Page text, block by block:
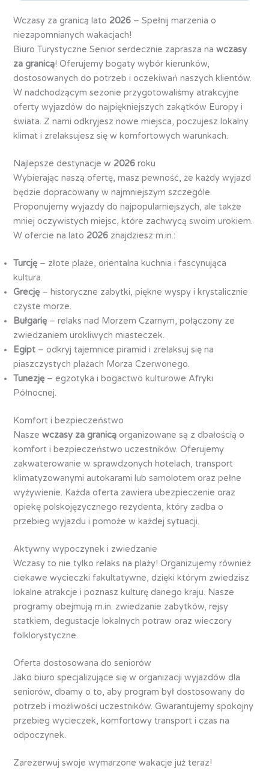
Wczasy za granicą lato2026 – Spełnij marzenia o
niezapomnianych wakacjach!
Biuro Turystyczne Senior serdecznie zaprasza nawczasy
za granicą! Oferujemy bogaty wybór kierunków,
dostosowanych do potrzeb i oczekiwań naszych klientów.
W nadchodzącym sezonie przygotowaliśmy atrakcyjne
oferty wyjazdów do najpiękniejszych zakątków Europy i
świata. Z nami odkryjesz nowe miejsca, poczujesz lokalny
klimat i zrelaksujesz się w komfortowych warunkach.
Najlepsze destynacje w2026 roku
Wybierając naszą ofertę, masz pewność, że każdy wyjazd
będzie dopracowany w najmniejszym szczególe.
Proponujemy wyjazdy do najpopularniejszych, ale także
mniej oczywistych miejsc, które zachwycą swoim urokiem.
W ofercie na lato2026 znajdziesz m.in.:
Turcję– złote plaże, orientalna kuchnia i fascynująca
kultura.
Grecję– historyczne zabytki, piękne wyspy i krystalicznie
czyste morze.
Bułgarię– relaks nad Morzem Czarnym, połączony ze
zwiedzaniem urokliwych miasteczek.
Egipt – odkryj tajemnice piramid i zrelaksuj się na
piaszczystych plażach Morza Czerwonego.
Tunezję– egzotyka i bogactwo kulturowe Afryki
Północnej.
Komfort i bezpieczeństwo
Naszewczasy za granicą organizowane są z dbałością o
komfort i bezpieczeństwo uczestników. Oferujemy
zakwaterowanie w sprawdzonych hotelach, transport
klimatyzowanymi autokarami lub samolotem oraz pełne
wyżywienie. Każda oferta zawiera ubezpieczenie oraz
opiekę polskojęzycznego rezydenta, który zadba o
przebieg wyjazdu i pomoże w każdej sytuacji.
Aktywny wypoczynek i zwiedzanie
Wczasy to nie tylko relaks na plaży! Organizujemy również
ciekawe wycieczki fakultatywne, dzięki którym zwiedzisz
lokalne atrakcje i poznasz kulturę danego kraju. Nasze
programy obejmują m.in. zwiedzanie zabytków, rejsy
statkiem, degustacje lokalnych potraw oraz wieczory
folklorystyczne.
Oferta dostosowana do seniorów
Jako biuro specjalizujące się w organizacji wyjazdów dla
seniorów, dbamy o to, aby program był dostosowany do
potrzeb i możliwości uczestników. Gwarantujemy spokojny
przebieg wycieczek, komfortowy transport i czas na
odpoczynek.
Zarezerwuj swoje wymarzone wakacje już teraz!